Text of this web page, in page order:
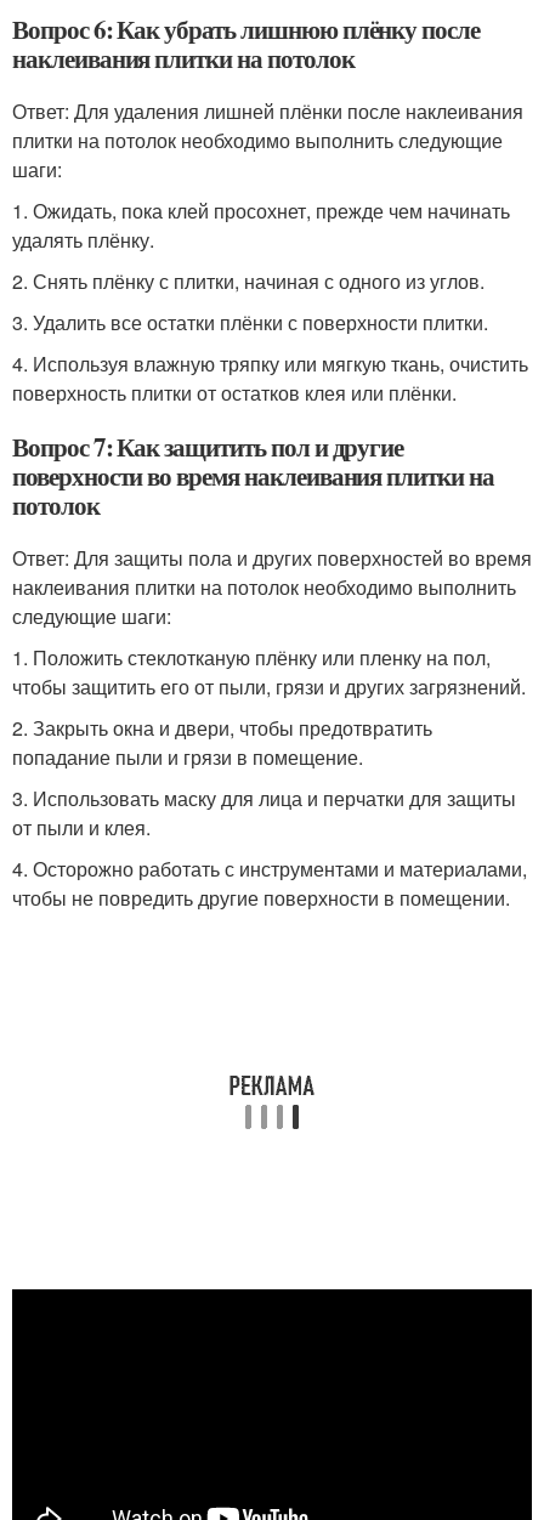
Вопрос 6: Как убрать лишнюю плёнку после
наклеивания плитки на потолок
Ответ: Для удаления лишней плёнки после наклеивания
плитки на потолок необходимо выполнить следующие
шаги:
1. Ожидать, пока клей просохнет, прежде чем начинать
удалять плёнку.
2. Снять плёнку с плитки, начиная с одного из углов.
3. Удалить все остатки плёнки с поверхности плитки.
4. Используя влажную тряпку или мягкую ткань, очистить
поверхность плитки от остатков клея или плёнки.
Вопрос 7: Как защитить пол и другие
поверхности во время наклеивания плитки на
потолок
Ответ: Для защиты пола и других поверхностей во время
наклеивания плитки на потолок необходимо выполнить
следующие шаги:
1. Положить стеклотканую плёнку или пленку на пол,
чтобы защитить его от пыли, грязи и других загрязнений.
2. Закрыть окна и двери, чтобы предотвратить
попадание пыли и грязи в помещение.
3. Использовать маску для лица и перчатки для защиты
от пыли и клея.
4. Осторожно работать с инструментами и материалами,
чтобы не повредить другие поверхности в помещении.